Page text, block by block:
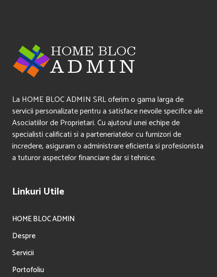
La HOME BLOC ADMIN SRL oferim o gama larga de
servicii personalizate pentru a satisface nevoile specifice ale
Asociatiilor de Proprietari. Cu ajutorul unei echipe de
specialisti calificati si a parteneriatelor cu furnizori de
incredere, asiguram o administrare eficienta si profesionista
a tuturor aspectelor financiare dar si tehnice.
Linkuri Utile
HOME BLOC ADMIN
Despre
Servicii
Portofoliu